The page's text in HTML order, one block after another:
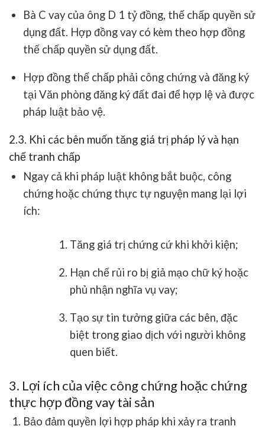
Bà C vay của ông D 1 tỷ đồng, thế chấp quyền sử
dụng đất. Hợp đồng vay có kèm theo hợp đồng
thế chấp quyền sử dụng đất.
Hợp đồng thế chấp phải công chứng và đăng ký
tại Văn phòng đăng ký đất đai để hợp lệ và được
pháp luật bảo vệ.
2.3. Khi các bên muốn tăng giá trị pháp lý và hạn
chế tranh chấp
Ngay cả khi pháp luật không bắt buộc, công
chứng hoặc chứng thực tự nguyện mang lại lợi
ích:
Tăng giá trị chứng cứ khi khởi kiện;
Hạn chế rủi ro bị giả mạo chữ ký hoặc
phủ nhận nghĩa vụ vay;
Tạo sự tin tưởng giữa các bên, đặc
biệt trong giao dịch với người không
quen biết.
3. Lợi ích của việc công chứng hoặc chứng
thực hợp đồng vay tài sản
Bảo đảm quyền lợi hợp pháp khi xảy ra tranh